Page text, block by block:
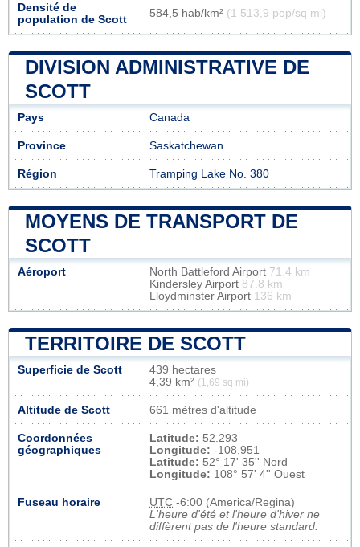
Densité de
population de Scott
584,5 hab/km² (1 513,9 pop/sq mi)
DIVISION ADMINISTRATIVE DE
SCOTT
Pays Canada
Province Saskatchewan
Région Tramping Lake No. 380
MOYENS DE TRANSPORT DE
SCOTT
Aéroport North Battleford Airport 71.4 km
Kindersley Airport 87.8 km
Lloydminster Airport 136 km
TERRITOIRE DE SCOTT
Superficie de Scott
439 hectares
4,39 km² (1,69 sq mi)
Altitude de Scott 661 mètres d'altitude
Coordonnées
géographiques
Latitude: 52.293
Longitude: -108.951
Latitude: 52° 17' 35'' Nord
Longitude: 108° 57' 4'' Ouest
Fuseau horaire UTC -6:00 (America/Regina)
L'heure d'été et l'heure d'hiver ne
diffèrent pas de l'heure standard.